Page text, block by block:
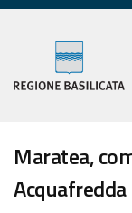
Maratea,
Acquafredda